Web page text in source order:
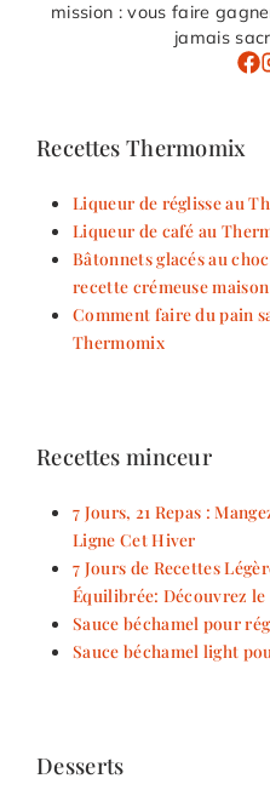
mission : vous faire
jamais
Recettes Thermomix
Liqueur de réglisse au
Liqueur de café au
Bâtonnets glacés au
recette crémeuse maison
Comment faire du pain
Thermomix
Recettes minceur
7 Jours, 21 Repas :
Ligne Cet Hiver
7 Jours de Recettes
Équilibrée: Découvrez le
Sauce béchamel pour
Sauce béchamel light
Desserts